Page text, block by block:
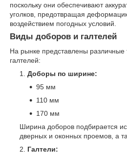
поскольку они обеспечивают
уголков, предотвращая
воздействием погодных условий.
Виды доборов и галтелей
На рынке представлены различные
галтелей:
Доборы по ширине:
95 мм
110 мм
170 мм
Ширина доборов подбирается
дверных и оконных проемов, а
Галтели: